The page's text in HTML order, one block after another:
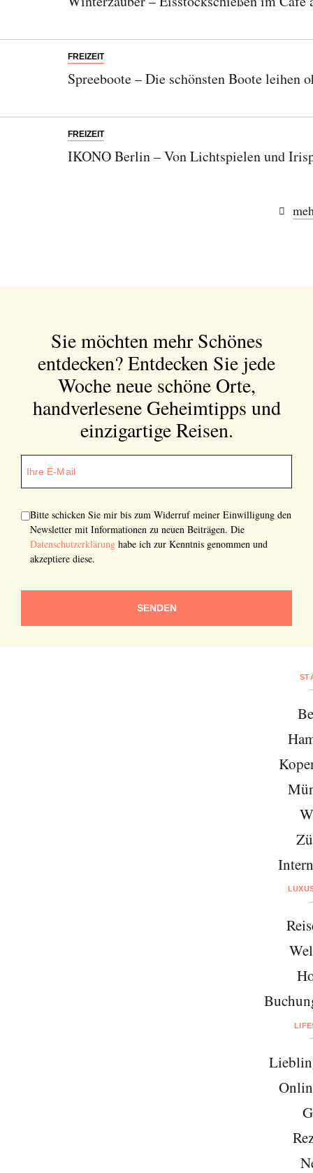
FREIZEIT
Spreeboote – Die schönsten Boote leihen
FREIZEIT
IKONO Berlin – Von Lichtspielen und
Sie möchten mehr Schönes
entdecken?Entdecken Sie jede
Woche neue schöne Orte,
handverlesene Geheimtipps und
einzigartige Reisen.
Bitte schicken Sie mir bis zum Widerruf meiner Einwilligung den
Newsletter mit Informationen zu neuen Beiträgen. Die
Datenschutzerklärung habe ich zur Kenntnis genommen und
akzeptiere diese.
SENDEN
Abonnieren Sie unseren Newsletter
neuen Beiträgen. DieDatenschutzerklärunghabe ich
zur Kenntnis genommen und akzeptiere diese.
SENDEN